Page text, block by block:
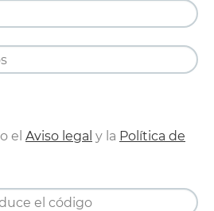
el Aviso legal y la Política de